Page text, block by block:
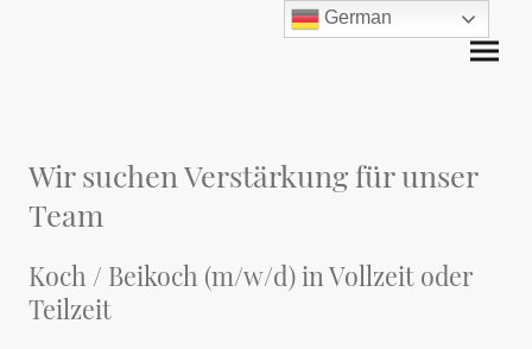
Wir suchen Verstärkung für unser
Team
Koch / Beikoch (m/w/d) in Vollzeit oder
Teilzeit
German